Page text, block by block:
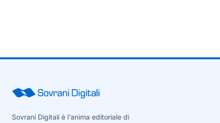
Sovrani Digitali è l'anima editoriale di